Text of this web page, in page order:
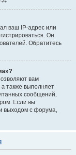
ваш IP-адрес или
Он
Обратитесь
вам
также выполняет
сообщений,
Если вы
выходом с форума,